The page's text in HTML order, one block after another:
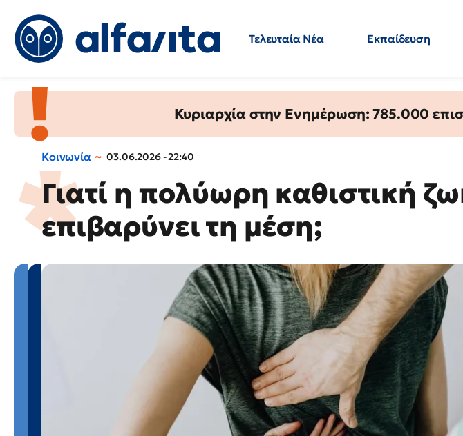
Τελευταία Νέα Εκπαίδευση
Κυριαρχία στην Ενημέρωση: 785.000
Κοινωνία 03.06.2026 - 22:40
Γιατί η πολύωρη καθιστική
επιβαρύνει τη μέση;